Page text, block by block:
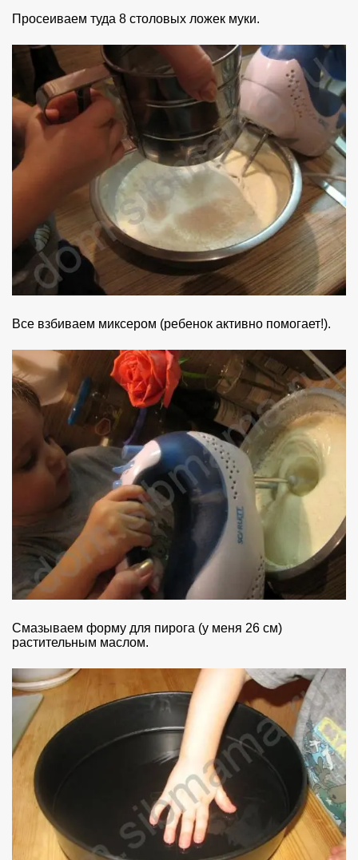
Просеиваем туда 8 столовых ложек муки.
Все взбиваем миксером (ребенок активно помогает!).
Смазываем форму для пирога (у меня 26 см)
растительным маслом.